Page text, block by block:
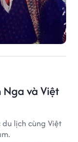
và Việt
lịch cùng Việt